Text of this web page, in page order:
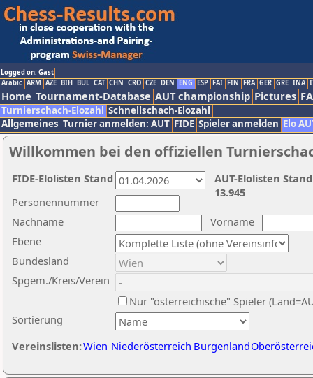
Logged on: Gast
Arabic ARM AZE BIH BUL CAT CHN CRO CZE DEN ENG ESP FAI FIN FRA GER GRE INA
Home Tournament-Database AUT championship Pictures
Turnierschach-Elozahl Schnellschach-Elozahl
Allgemeines Turnier anmelden: AUT FIDE Spieler anmelden Elo
Willkommen bei den offiziellen
Nachname
Vorname
Ebene
Sortierung
Personennummer
Bundesland
Spgem./Kreis/Verein
Nur "österreichische" Spieler
Vereinslisten:Wien Niederösterreich Burgenland
AUT-Elolisten
13.945
FIDE-Elolisten Stand